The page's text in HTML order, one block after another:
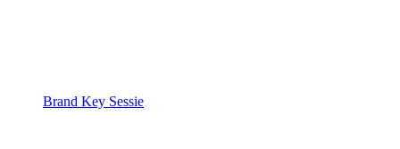
Brand Key Sessie